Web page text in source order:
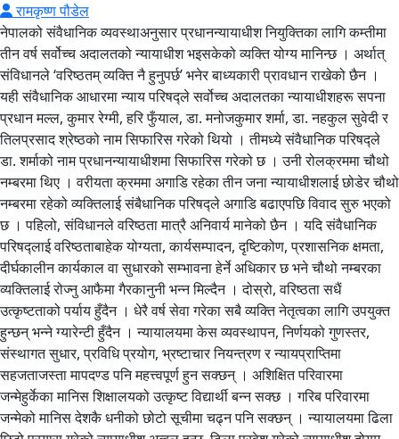
रामकृष्ण पौडेल
नेपालको संवैधानिक व्यवस्थाअनुसार प्रधानन्यायाधीश नियुक्तिका लागि कम्तीमा
तीन वर्ष सर्वोच्च अदालतको न्यायाधीश भइसकेको व्यक्ति योग्य मानिन्छ । अर्थात्
संविधानले ‘वरिष्ठतम् व्यक्ति नै हुनुपर्छ’ भनेर बाध्यकारी प्रावधान राखेको छैन ।
यही संवैधानिक आधारमा न्याय परिषद्ले सर्वोच्च अदालतका न्यायाधीशहरू सपना
प्रधान मल्ल, कुमार रेग्मी, हरि फुँयाल, डा. मनोजकुमार शर्मा, डा. नहकुल सुवेदी र
तिलप्रसाद श्रेष्ठको नाम सिफारिस गरेको थियो । तीमध्ये संवैधानिक परिषद्ले
डा. शर्माको नाम प्रधानन्यायाधीशमा सिफारिस गरेको छ । उनी रोलक्रममा चौथो
नम्बरमा थिए । वरीयता क्रममा अगाडि रहेका तीन जना न्यायाधीशलाई छोडेर चौथो
नम्बरमा रहेको व्यक्तिलाई संबैधानिक परिषद्ले अगाडि बढाएपछि विवाद सुरु भएको
छ । पहिलो, संविधानले वरिष्ठता मात्रै अनिवार्य मानेको छैन । यदि संवैधानिक
परिषद्लाई वरिष्ठताबाहेक योग्यता, कार्यसम्पादन, दृष्टिकोण, प्रशासनिक क्षमता,
दीर्घकालीन कार्यकाल वा सुधारको सम्भावना हेर्ने अधिकार छ भने चौथो नम्बरका
व्यक्तिलाई रोज्नु आफैमा गैरकानुनी भन्न मिल्दैन । दोस्रो, वरिष्ठता सधैं
उत्कृष्टताको पर्याय हुँदैन । धेरै वर्ष सेवा गरेका सबै व्यक्ति नेतृत्वका लागि उपयुक्त
हुन्छन् भन्ने ग्यारेन्टी हुँदैन । न्यायालयमा केस व्यवस्थापन, निर्णयको गुणस्तर,
संस्थागत सुधार, प्रविधि प्रयोग, भ्रष्टाचार नियन्त्रण र न्यायप्राप्तिमा
सहजताजस्ता मापदण्ड पनि महत्त्वपूर्ण हुन सक्छन् । अशिक्षित परिवारमा
जन्मेहुर्केका मानिस शिक्षालयको उत्कृष्ट विद्यार्थी बन्न सक्छ । गरिब परिवारमा
जन्मेको मानिस देशकै धनीको छोटो सूचीमा चढ्न पनि सक्छन् । न्यायालयमा ढिला